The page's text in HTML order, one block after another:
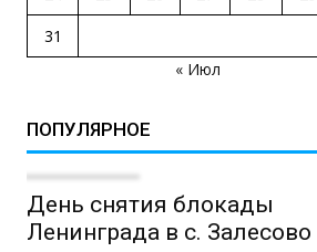
31
« Июл
ПОПУЛЯРНОЕ
День снятия блокады
Ленинграда в с. Залесово